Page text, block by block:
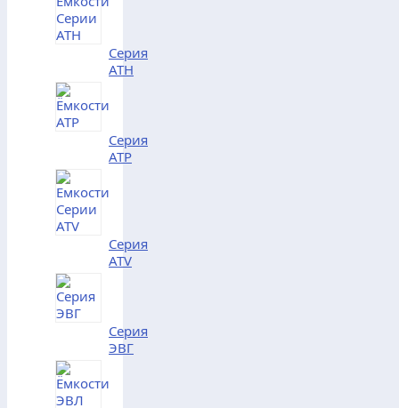
Серия
АТH
Серия
АТP
Серия
АТV
Серия
ЭВГ